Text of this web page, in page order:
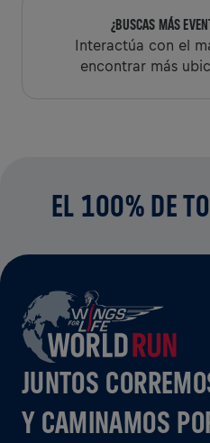
¿BUSCAS MÁS
Interactúa con el
encontrar más
EL 100% DE
JUNTOS
Y CAMINAMOS